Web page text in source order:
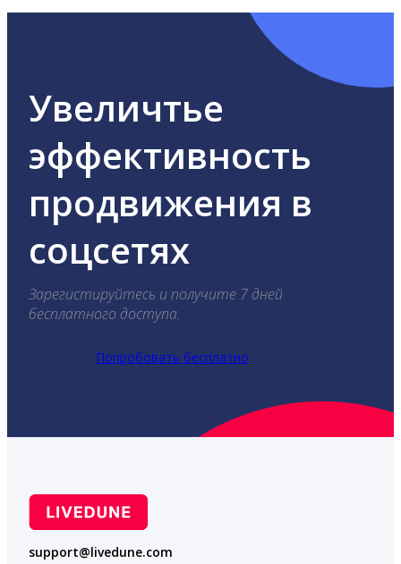
Увеличтье
эффективность
продвижения в
соцсетях
Зарегистируйтесь и получите 7 дней
бесплатного доступа.
Попробовать бесплатно
support@livedune.com